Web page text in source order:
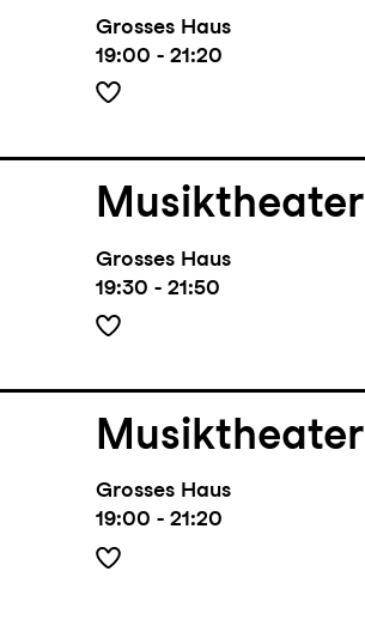
Grosses Haus
19:00 - 21:20
Musiktheater
Grosses Haus
19:30 - 21:50
Musiktheater
Grosses Haus
19:00 - 21:20